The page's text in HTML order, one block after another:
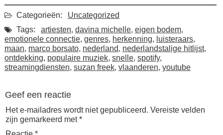
Categorieën:
Uncategorized
Tags:
artiesten, davina michelle, eigen bodem,
emotionele connectie, genres, herkenning, luisteraars,
maan, marco borsato, nederland, nederlandstalige hitlijst,
ontdekking, populaire muziek, snelle, spotify,
streamingdiensten, suzan freek, vlaanderen, youtube
Geef een reactie
Het e-mailadres wordt niet gepubliceerd. Vereiste velden
zijn gemarkeerd met*